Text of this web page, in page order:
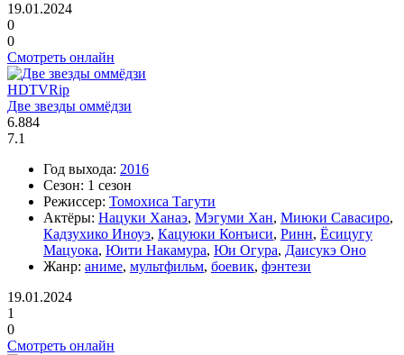
19.01.2024
0
0
Смотреть онлайн
HDTVRip
Две звезды оммёдзи
6.884
7.1
Год выхода: 2016
Сезон: 1 сезон
Режиссер: Томохиса Тагути
Актёры: Нацуки Ханаэ, Мэгуми Хан, Миюки Савасиро,
Кадзухико Иноуэ, Кацуюки Конъиси, Ринн, Ёсицугу
Мацуока, Юити Накамура, Юи Огура, Даисукэ Оно
Жанр: аниме, мультфильм, боевик, фэнтези
19.01.2024
1
0
Смотреть онлайн